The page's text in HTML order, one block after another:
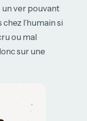
un ver pouvant
l’humain si
ou mal
sur une